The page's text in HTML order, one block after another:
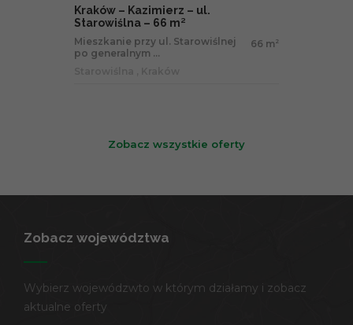
Kraków – Kazimierz – ul.
Starowiślna – 66 m²
Mieszkanie przy ul. Starowiślnej
po generalnym ...
66 m 2
Zobacz wszystkie oferty
Zobacz województwa
Wybierz wojewódzwto w którym działamy i zobacz
aktualne oferty